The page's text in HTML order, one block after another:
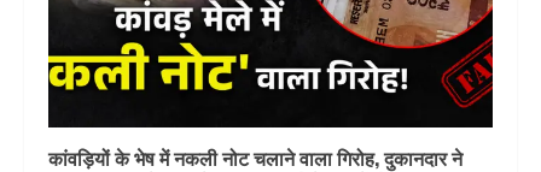
कांवड़ियों के भेष में नकली नोट चलाने वाला गिरोह, दुकानदार ने